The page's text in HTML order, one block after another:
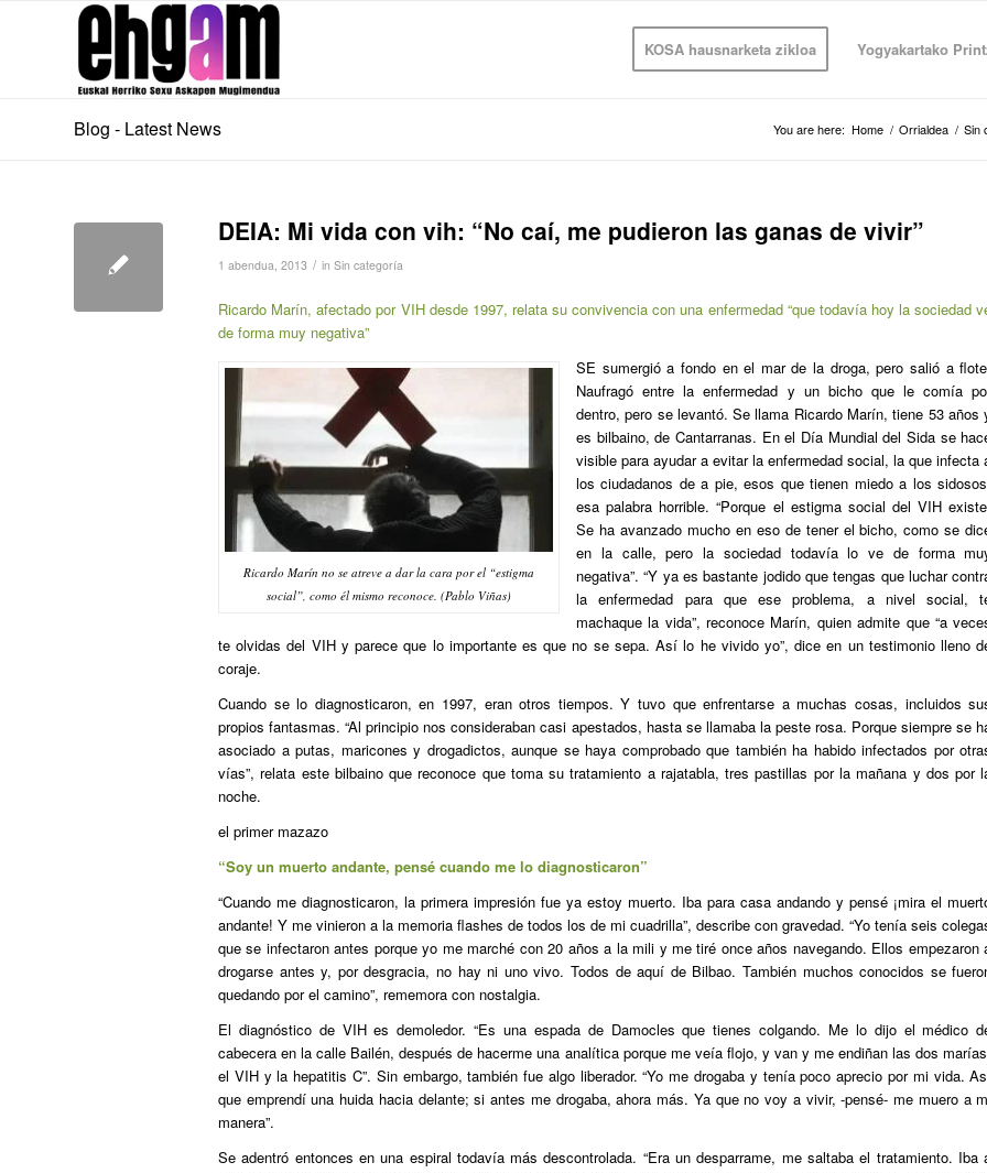
KOSA hausnarketa zikloa Yogyakartako
Blog - Latest News You are here: Home / Orrialdea / Sin
DEIA: Mi vida con vih: “No caí, me pudieron las ganas de vivir”
1 abendua, 2013 / in Sin categoría
Ricardo Marín, afectado por VIH desde 1997, relata su convivencia con una enfermedad “que todavía hoy la sociedad
de forma muy negativa”
Ricardo Marín no se atreve a dar la cara por el “estigma
social”, como él mismo reconoce. (Pablo Viñas)
SE sumergió a fondo en el mar de la droga, pero salió a
Naufragó entre la enfermedad y un bicho que le comía
dentro, pero se levantó. Se llama Ricardo Marín, tiene 53 años
es bilbaino, de Cantarranas. En el Día Mundial del Sida se
visible para ayudar a evitar la enfermedad social, la que infecta
los ciudadanos de a pie, esos que tienen miedo a lossidosos
esa palabra horrible. “Porque el estigma social del VIH
Se ha avanzado mucho en eso de tener el bicho, como se
en la calle, pero la sociedad todavía lo ve de forma
negativa”. “Y ya es bastante jodido que tengas que luchar
la enfermedad para que ese problema, a nivel social,
machaque la vida”, reconoce Marín, quien admite que “a
te olvidas del VIH y parece que lo importante es que no se sepa. Así lo he vivido yo”, dice en un testimonio lleno
coraje.
Cuando se lo diagnosticaron, en 1997, eran otros tiempos. Y tuvo que enfrentarse a muchas cosas, incluidos
propios fantasmas. “Al principio nos consideraban casi apestados, hasta se llamaba la peste rosa. Porque siempre se
asociado a putas, maricones y drogadictos, aunque se haya comprobado que también ha habido infectados por
vías”, relata este bilbaino que reconoce que toma su tratamiento a rajatabla, tres pastillas por la mañana y dos por
noche.
el primer mazazo
“Soy un muerto andante, pensé cuando me lo diagnosticaron”
“Cuando me diagnosticaron, la primera impresión fueya estoy muerto. Iba para casa andando y pensé ¡mira el
andante! Y me vinieron a la memoria flashes de todos los de mi cuadrilla”, describe con gravedad. “Yo tenía seis
que se infectaron antes porque yo me marché con 20 años a la mili y me tiré once años navegando. Ellos empezaron
drogarse antes y, por desgracia, no hay ni uno vivo. Todos de aquí de Bilbao. También muchos conocidos se
quedando por el camino”, rememora con nostalgia.
El diagnóstico de VIH es demoledor. “Es una espada de Damocles que tienes colgando. Me lo dijo el médico
cabecera en la calle Bailén, después de hacerme una analítica porque me veía flojo, y van y me endiñan las dos
el VIH y la hepatitis C”. Sin embargo, también fue algo liberador. “Yo me drogaba y tenía poco aprecio por mi vida.
que emprendí una huida hacia delante; si antes me drogaba, ahora más. Ya que no voy a vivir, -pensé- me muero a
manera”.
Se adentró entonces en una espiral todavía más descontrolada. “Era un desparrame, me saltaba el tratamiento. Iba